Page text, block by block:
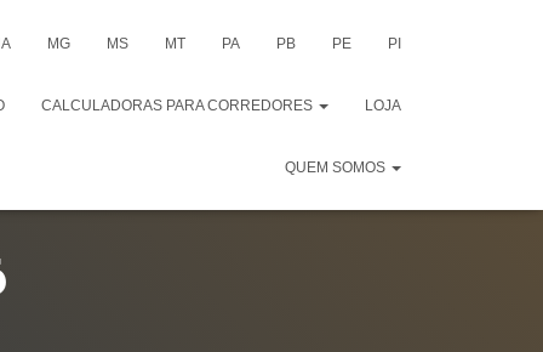
MG MS MT PA PB PE PI
CALCULADORAS PARA CORREDORES LOJA
QUEM SOMOS